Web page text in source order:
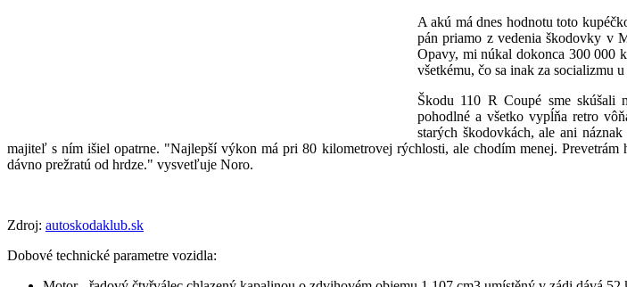
A akú má dnes hodnotu toto
pán priamo z vedenia škodovky v
Opavy, mi núkal dokonca 300 000
všetkému, čo sa inak za socializmu
Škodu 110 R Coupé sme skúšali
pohodlné a všetko vypĺňa retro
starých škodovkách, ale ani
majiteľ s ním išiel opatrne. "Najlepší výkon má pri 80 kilometrovej rýchlosti, ale chodím menej.
dávno prežratú od hrdze." vysvetľuje Noro.
Zdroj: autoskodaklub.sk
Dobové technické parametre vozidla: